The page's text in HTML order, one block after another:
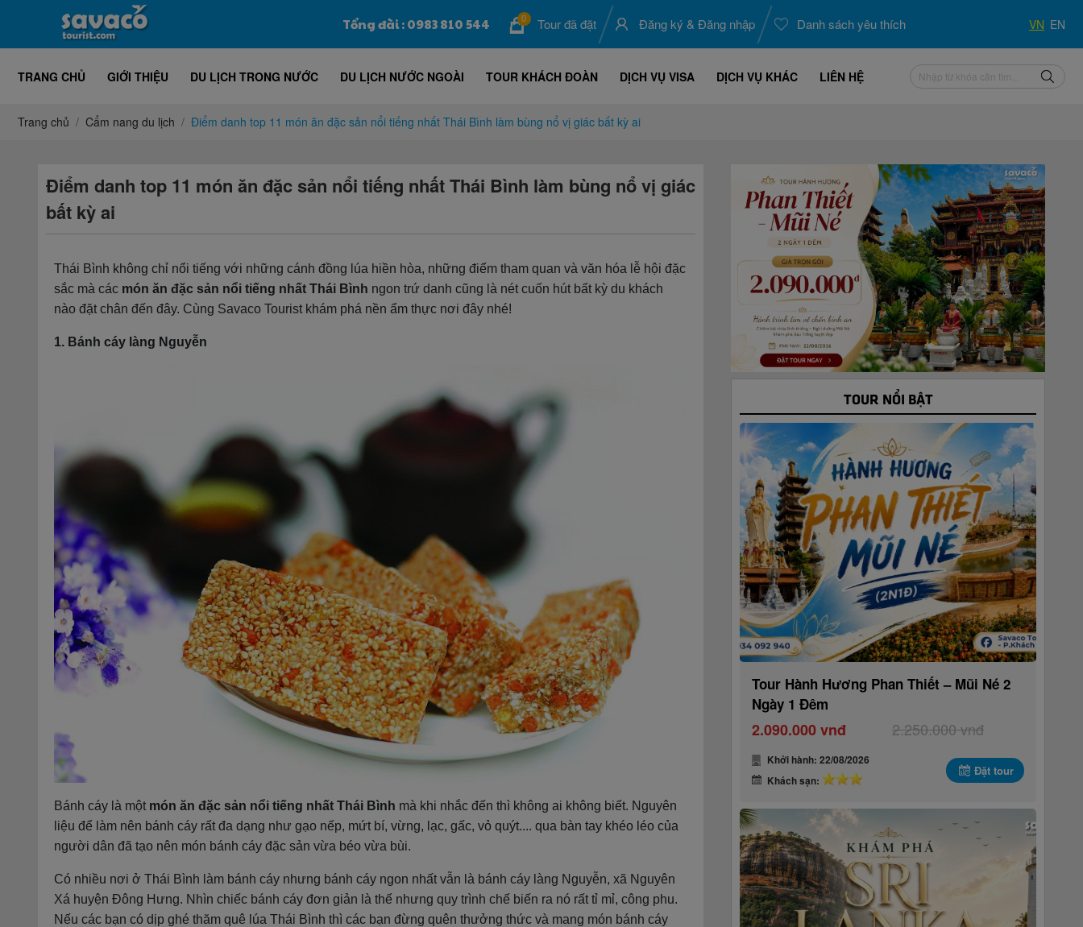
Tổng đài : 0983 810 544 0 Tour đã đặt Đăng ký &Đăng nhập Danh sách yêu thích VN EN
TRANG CHỦ GIỚI THIỆU DU LỊCH TRONG NƯỚC DU LỊCH NƯỚC NGOÀI TOUR KHÁCH ĐOÀN DỊCH VỤ VISA DỊCH VỤ KHÁC LIÊN HỆ
Trang chủ Cẩm nang du lịch Điểm danh top 11 món ăn đặc sản nổi tiếng nhất Thái Bình làm bùng nổ vị giác bất kỳ ai
Điểm danh top 11 món ăn đặc sản nổi tiếng nhất Thái Bình làm bùng nổ vị giác
bất kỳ ai
Thái Bình không chỉ nổi tiếng với những cánh đồng lúa hiền hòa, những điểm tham quan và văn hóa lễ hội đặc
sắc mà các món ăn đặc sản nổi tiếng nhất Thái Bình ngon trứ danh cũng là nét cuốn hút bất kỳ du khách
nào đặt chân đến đây. Cùng Savaco Tourist khám phá nền ẩm thực nơi đây nhé!
1. Bánh cáy làng Nguyễn
Bánh cáy là một món ăn đặc sản nổi tiếng nhất Thái Bình mà khi nhắc đến thì không ai không biết. Nguyên
liệu để làm nên bánh cáy rất đa dạng như gạo nếp, mứt bí, vừng, lạc, gấc, vỏ quýt.... qua bàn tay khéo léo của
người dân đã tạo nên món bánh cáy đặc sản vừa béo vừa bùi.
Có nhiều nơi ở Thái Bình làm bánh cáy nhưng bánh cáy ngon nhất vẫn là bánh cáy làng Nguyễn, xã Nguyên
Xá huyện Đông Hưng. Nhìn chiếc bánh cáy đơn giản là thế nhưng quy trình chế biến ra nó rất tỉ mỉ, công phu.
Nếu các bạn có dịp ghé thăm quê lúa Thái Bình thì các bạn đừng quên thưởng thức và mang món bánh cáy
TOUR NỔI BẬT
Tour Hành Hương Phan Thiết – Mũi Né 2
Ngày 1 Đêm
2.090.000 vnđ 2.250.000 vnđ
Khởi hành: 22/08/2026
Khách sạn:
Đặt tour